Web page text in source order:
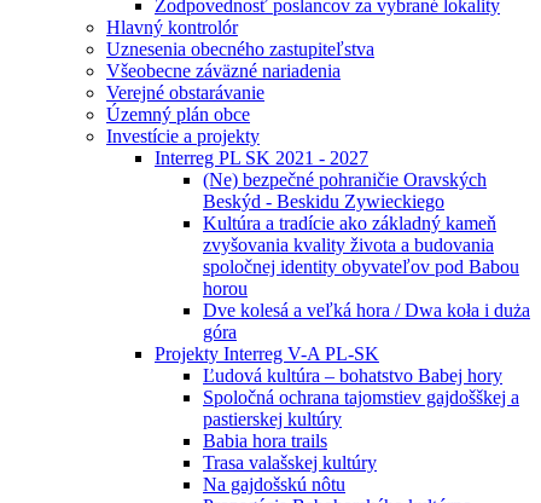
Zodpovednosť poslancov za vybrané lokality
Hlavný kontrolór
Uznesenia obecného zastupiteľstva
Všeobecne záväzné nariadenia
Verejné obstarávanie
Územný plán obce
Investície a projekty
Interreg PL SK 2021 - 2027
(Ne) bezpečné pohraničie Oravských
Beskýd - Beskidu Zywieckiego
Kultúra a tradície ako základný kameň
zvyšovania kvality života a budovania
spoločnej identity obyvateľov pod Babou
horou
Dve kolesá a veľká hora / Dwa koła i duża
góra
Projekty Interreg V-A PL-SK
Ľudová kultúra – bohatstvo Babej hory
Spoločná ochrana tajomstiev gajdošškej a
pastierskej kultúry
Babia hora trails
Trasa valašskej kultúry
Na gajdošskú nôtu